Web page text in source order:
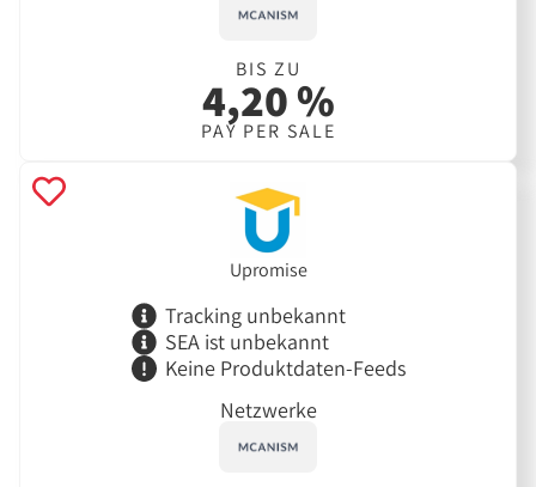
BIS ZU
4,20 %
PAY PER SALE
Upromise
Tracking unbekannt
SEA ist unbekannt
Keine Produktdaten-Feeds
Netzwerke